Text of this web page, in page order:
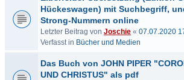
Hückeswagen) mit Suchbegriff,
Strong-Nummern online
Letzter Beitrag von Joschie « 07.07.2020
Verfasst in Bücher und Medien
Das Buch von JOHN PIPER
UND CHRISTUS" als pdf